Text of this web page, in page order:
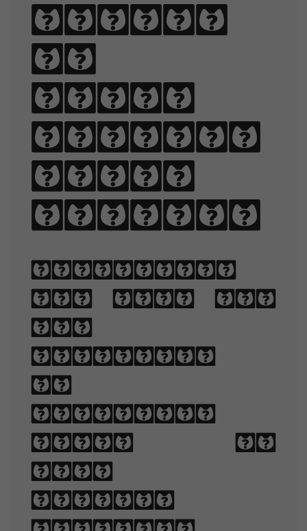
Sphinx
of
black
quartz,
judge
my vow.
Typography
is the art
and
technique
of
arranging
type to
make
written